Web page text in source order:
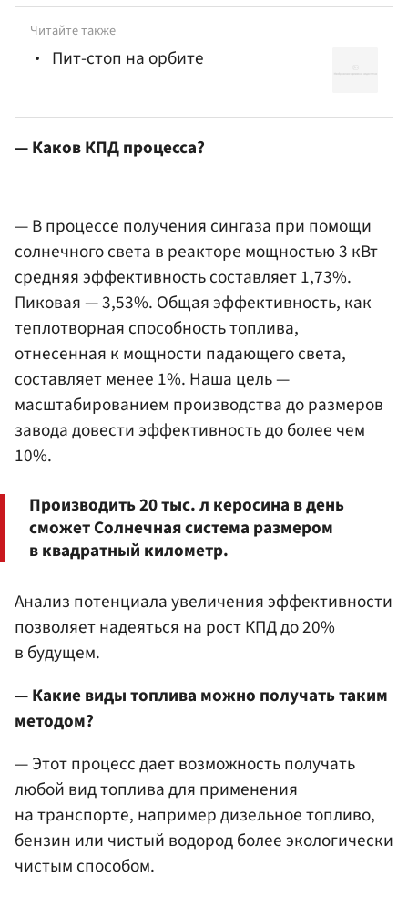
Читайте также
Пит-стоп на орбите
— Каков КПД процесса?
— В процессе получения сингаза при помощи
солнечного света в реакторе мощностью 3 кВт
средняя эффективность составляет 1,73%.
Пиковая — 3,53%. Общая эффективность, как
теплотворная способность топлива,
отнесенная к мощности падающего света,
составляет менее 1%. Наша цель —
масштабированием производства до размеров
завода довести эффективность до более чем
10%.
Производить 20 тыс. л керосина в день
сможет Солнечная система размером
в квадратный километр.
Анализ потенциала увеличения эффективности
позволяет надеяться на рост КПД до 20%
в будущем.
— Какие виды топлива можно получать таким
методом?
— Этот процесс дает возможность получать
любой вид топлива для применения
на транспорте, например дизельное топливо,
бензин или чистый водород более экологически
чистым способом.